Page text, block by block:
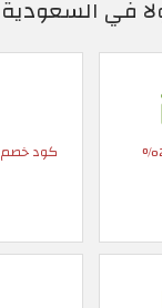
في السعودية
كود خصم 30% للعملاء الجدد